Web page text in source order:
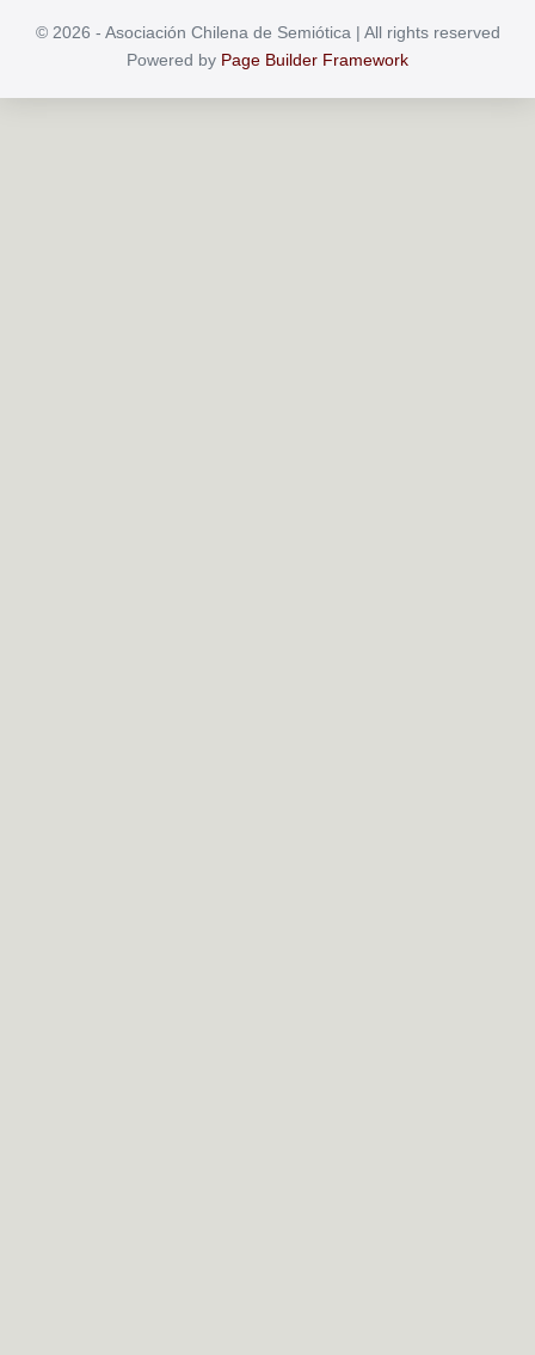
© 2026 - Asociación Chilena de Semiótica | All rights reserved
Powered by Page Builder Framework